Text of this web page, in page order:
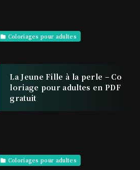
Coloriages pour adultes
La Jeune Fille à la perle – Co
loriage pour adultes en PDF
gratuit
Coloriages pour adultes